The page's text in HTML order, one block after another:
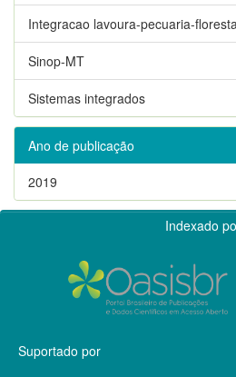
Integracao lavoura-pecuaria-floresta
Sinop-MT
Sistemas integrados
Ano de publicação
2019
Indexado
Suportado por